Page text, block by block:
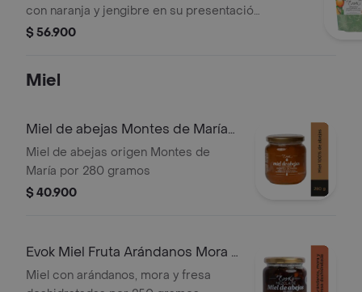
con naranja y jengibre en su presentación
de 220 gramos. Almendras
fusionadas con el toque cítrico de la
$ 56.900
Miel
Miel de abejas Montes de María
por 280g
Miel de abejas origen Montes de
María por 280 gramos
$ 40.900
Evok Miel Fruta Arándanos Mora x
250 g
Miel con arándanos, mora y fresa